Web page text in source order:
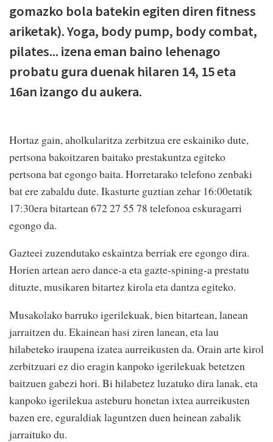
gomazko bola batekin egiten diren fitness
ariketak). Yoga, body pump, body combat,
pilates... izena eman baino lehenago
probatu gura duenak hilaren 14, 15 eta
16an izango du aukera.
Hortaz gain, aholkularitza zerbitzua ere eskainiko dute,
pertsona bakoitzaren baitako prestakuntza egiteko
pertsona bat egongo baita. Horretarako telefono zenbaki
bat ere zabaldu dute. Ikasturte guztian zehar 16:00etatik
17:30era bitartean 672 27 55 78 telefonoa eskuragarri
egongo da.
Gazteei zuzendutako eskaintza berriak ere egongo dira.
Horien artean aero dance-a eta gazte-spining-a prestatu
dituzte, musikaren bitartez kirola eta dantza egiteko.
Musakolako barruko igerilekuak, bien bitartean, lanean
jarraitzen du. Ekainean hasi ziren lanean, eta lau
hilabeteko iraupena izatea aurreikusten da. Orain arte kirol
zerbitzuari ez dio eragin kanpoko igerilekuak betetzen
baitzuen gabezi hori. Bi hilabetez luzatuko dira lanak, eta
kanpoko igerilekua asteburu honetan ixtea aurreikusten
bazen ere, eguraldiak laguntzen duen heinean zabalik
jarraituko du.